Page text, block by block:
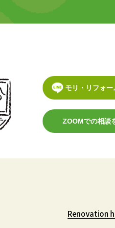
モリ・リフォ
ZOOMでの相談
Renovation
Renovation